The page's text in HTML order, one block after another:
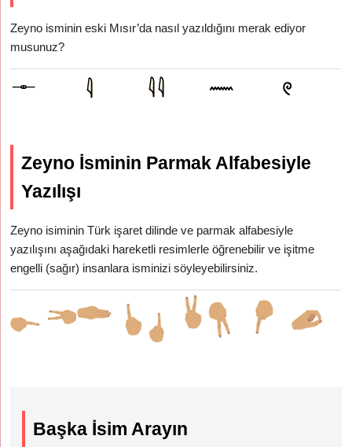
Zeyno isminin eski Mısır’da nasıl yazıldığını merak ediyor
musunuz?
Zeyno İsminin Parmak Alfabesiyle
Yazılışı
Zeyno isiminin Türk işaret dilinde ve parmak alfabesiyle
yazılışını aşağıdaki hareketli resimlerle öğrenebilir ve işitme
engelli (sağır) insanlara isminizi söyleyebilirsiniz.
Başka İsim Arayın